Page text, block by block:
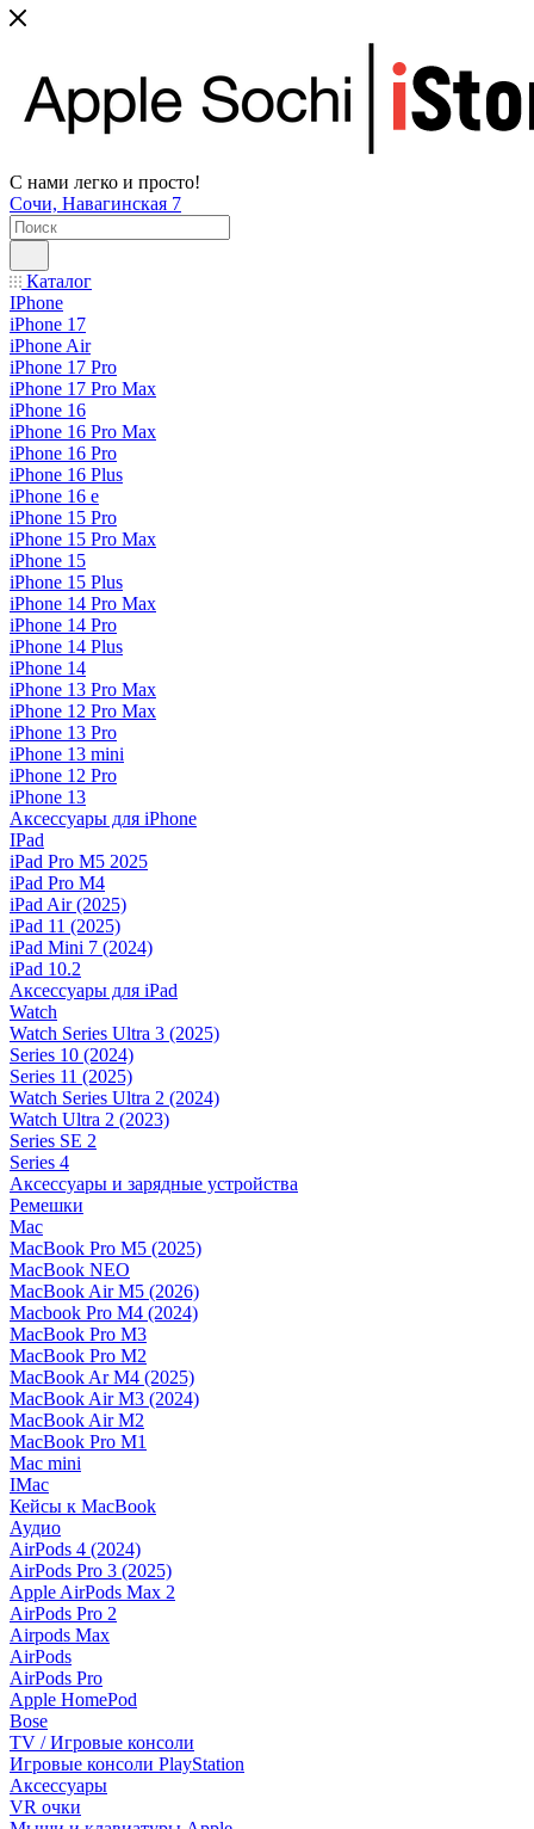
С нами легко и просто!
Сочи, Навагинская 7
Каталог
IPhone
iPhone 17
iPhone Air
iPhone 17 Pro
iPhone 17 Pro Max
iPhone 16
iPhone 16 Pro Max
iPhone 16 Pro
iPhone 16 Plus
iPhone 16 e
iPhone 15 Pro
iPhone 15 Pro Max
iPhone 15
iPhone 15 Plus
iPhone 14 Pro Max
iPhone 14 Pro
iPhone 14 Plus
iPhone 14
iPhone 13 Pro Max
iPhone 12 Pro Max
iPhone 13 Pro
iPhone 13 mini
iPhone 12 Pro
iPhone 13
Аксессуары для iPhone
IPad
iPad Pro M5 2025
iPad Pro M4
iPad Air (2025)
iPad 11 (2025)
iPad Mini 7 (2024)
iPad 10.2
Аксессуары для iPad
Watch
Watch Series Ultra 3 (2025)
Series 10 (2024)
Series 11 (2025)
Watch Series Ultra 2 (2024)
Watch Ultra 2 (2023)
Series SE 2
Series 4
Аксессуары и зарядные устройства
Ремешки
Mac
MacBook Pro M5 (2025)
MacBook NEO
MacBook Air M5 (2026)
Macbook Pro M4 (2024)
MacBook Pro M3
MacBook Pro M2
MacBook Ar M4 (2025)
MacBook Air M3 (2024)
MacBook Air M2
MacBook Pro M1
Mac mini
IMac
Кейсы к MacBook
Аудио
AirPods 4 (2024)
AirPods Pro 3 (2025)
Apple AirPods Max 2
AirPods Pro 2
Airpods Max
AirPods
AirPods Pro
Apple HomePod
Bose
TV / Игровые консоли
Игровые консоли PlayStation
Аксессуары
VR очки